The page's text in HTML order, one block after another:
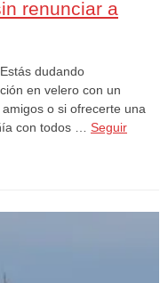
renunciar a
dudando
en velero con un
o si ofrecerte una
con todos … Seguir